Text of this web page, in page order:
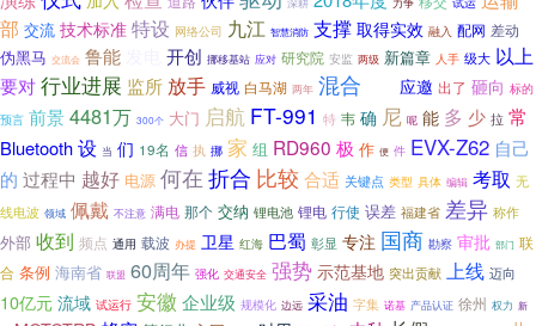
部 交流 技术标准 特设 网络公司 九江 智慧消防 支撑 取得实效 融入 配网 差动
伪黑马 交流会 鲁能 开创 挪移基站 应对 研究院 安监 两级 新篇章 人手 级大 以上
要对行业进展 监所 放手 威视 白马湖 两年 混合 应邀 出了 砸向 标的
预言 前景4481万 300个 大门 启航 FT-991 特 韦 确 尼 呢 能 多 少 拉 常
Bluetooth设 当 们 19名 信 执 挪 家 组 RD960 极 作 便 件 EVX-Z62 自己
的 过程中 越好 电源 何在 折合 比较合适 关键点 类型 具体 编辑 考取 无
线电波 领域 佩戴 不注意 满电 那个 交纳 锂电池 锂电 行使 误差 福建省 差异 称作
外部 收到 频点 通用 载波 办提 卫星 红海 巴蜀 彰显 专注 国商 勘察 审批 部门 联
合 条例 海南省 联盟 60周年 强化 交通安全 强势 示范基地 突出贡献 上线 迈向
10亿元 流域 试运行 安徽 企业级 规模化 边远 采油 字集 诺基 产品认证 徐州 权力 新